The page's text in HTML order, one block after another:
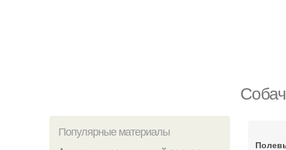
Популярные материалы